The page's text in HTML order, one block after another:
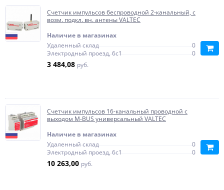
Счетчик импульсов беспроводной 2-канальный, c
возм. подкл. вн. антены VALTEC
Наличие в магазинах
Удаленный склад
0
Электродный проезд, 6с1
0
3 484,08 руб.
Счетчик импульсов 16-канальный проводной c
выходом M-BUS универсальный VALTEC
Наличие в магазинах
Удаленный склад
0
Электродный проезд, 6с1
0
10 263,00 руб.